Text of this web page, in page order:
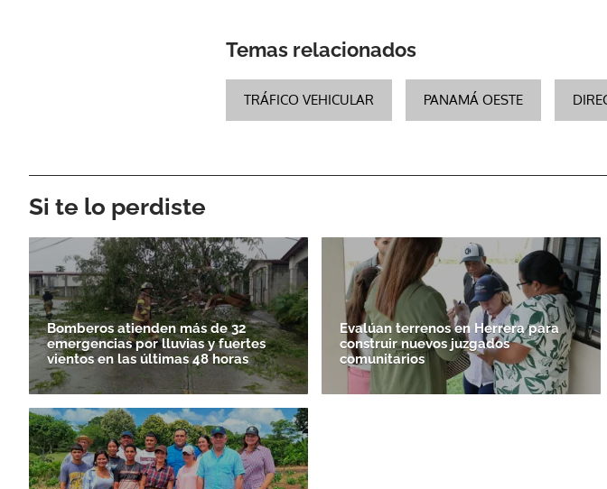
Temas relacionados
TRÁFICO VEHICULAR PANAMÁ OESTE
Si te lo perdiste
Bomberos atienden más de 32
emergencias por lluvias y fuertes
vientos en las últimas 48 horas
Evalúan terrenos en Herrera para
construir nuevos juzgados
comunitarios